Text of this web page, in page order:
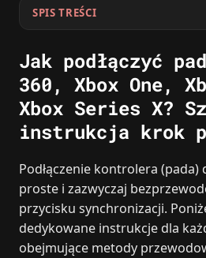
SPIS TREŚCI
Jak podłączyć
360, Xbox One,
Xbox Series X?
instrukcja krok
Podłączenie kontrolera
proste i zazwyczaj
przycisku synchronizacji.
dedykowane instrukcje dla
obejmujące metody